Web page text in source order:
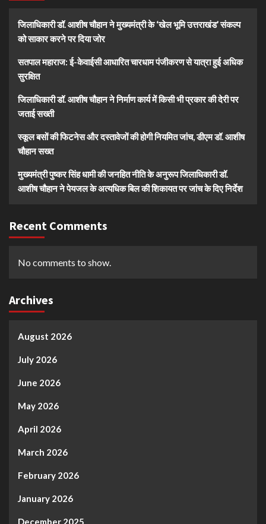
जिलाधिकारी डॉ. आशीष चौहान ने मुख्यमंत्री के ‘खेल भूमि उत्तराखंड’ संकल्प
को साकार करने पर दिया जोर
सतपाल महाराज: ई-केवाईसी आधारित चारधाम पंजीकरण से यात्रा हुई अधिक
सुरक्षित
जिलाधिकारी डॉ. आशीष चौहान ने निर्माण कार्य में किसी भी प्रकार की देरी पर
जताई सख्ती
स्कूल बसों की फिटनेस और दस्तावेजों की होगी नियमित जांच, डीएम डॉ. आशीष
चौहान सख्त
मुख्यमंत्री पुष्कर सिंह धामी की जनहित नीति के अनुरूप जिलाधिकारी डॉ.
आशीष चौहान ने पेयजल के अत्यधिक बिल की शिकायत पर जांच के दिए निर्देश
Recent Comments
No comments to show.
Archives
August 2026
July 2026
June 2026
May 2026
April 2026
March 2026
February 2026
January 2026
December 2025